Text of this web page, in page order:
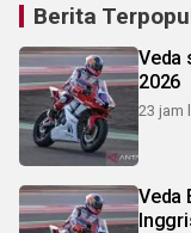
Berita
Veda
2026
23 jam
Veda